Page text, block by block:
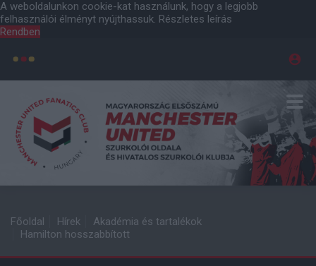
A weboldalunkon cookie-kat használunk, hogy a legjobb
felhasználói élményt nyújthassuk. Részletes leírás
Rendben
Főoldal Hírek
Akadémia és tartalékok
Hamilton hosszabbított